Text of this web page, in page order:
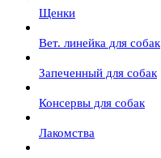
Щенки
Вет. линейка для собак
Запеченный для собак
Консервы для собак
Лакомства